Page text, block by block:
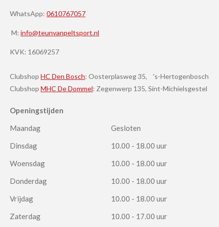
WhatsApp: 0610767057
M: info@teunvanpeltsport.nl
KVK: 16069257
Clubshop HC Den Bosch: Oosterplasweg 35, 's-Hertogenbosch
Clubshop MHC De Dommel: Zegenwerp 135, Sint-Michielsgestel
Openingstijden
Maandag
Gesloten
Dinsdag
10.00 - 18.00 uur
Woensdag
10.00 - 18.00 uur
Donderdag
10.00 - 18.00 uur
Vrijdag
10.00 - 18.00 uur
Zaterdag
10.00 - 17.00 uur